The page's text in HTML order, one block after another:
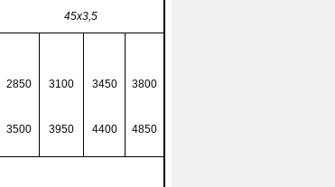
45х3,5
2850 3100 3450 3800
3500 3950 4400 4850